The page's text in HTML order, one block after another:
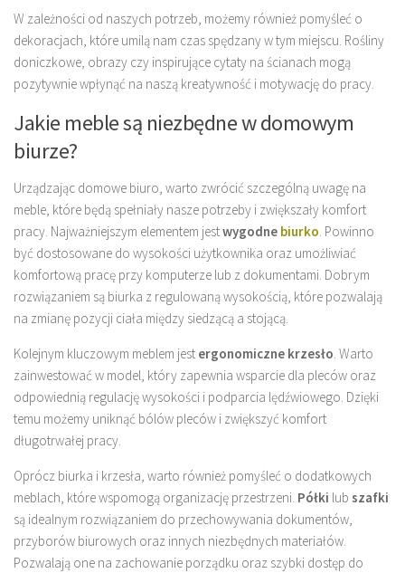
W zależności od naszych potrzeb, możemy również pomyśleć o
dekoracjach, które umilą nam czas spędzany w tym miejscu. Rośliny
doniczkowe, obrazy czy inspirujące cytaty na ścianach mogą
pozytywnie wpłynąć na naszą kreatywność i motywację do pracy.
Jakie meble są niezbędne w domowym
biurze?
Urządzając domowe biuro, warto zwrócić szczególną uwagę na
meble, które będą spełniały nasze potrzeby i zwiększały komfort
pracy. Najważniejszym elementem jestwygodne biurko. Powinno
być dostosowane do wysokości użytkownika oraz umożliwiać
komfortową pracę przy komputerze lub z dokumentami. Dobrym
rozwiązaniem są biurka z regulowaną wysokością, które pozwalają
na zmianę pozycji ciała między siedzącą a stojącą.
Kolejnym kluczowym meblem jest ergonomiczne krzesło. Warto
zainwestować w model, który zapewnia wsparcie dla pleców oraz
odpowiednią regulację wysokości i podparcia lędźwiowego. Dzięki
temu możemy uniknąć bólów pleców i zwiększyć komfort
długotrwałej pracy.
Oprócz biurka i krzesła, warto również pomyśleć o dodatkowych
meblach, które wspomogą organizację przestrzeni. Półki lub szafki
są idealnym rozwiązaniem do przechowywania dokumentów,
przyborów biurowych oraz innych niezbędnych materiałów.
Pozwalają one na zachowanie porządku oraz szybki dostęp do